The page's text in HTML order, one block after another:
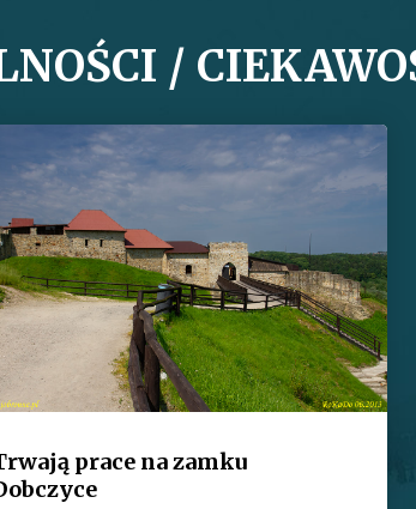
/
prace na zamku